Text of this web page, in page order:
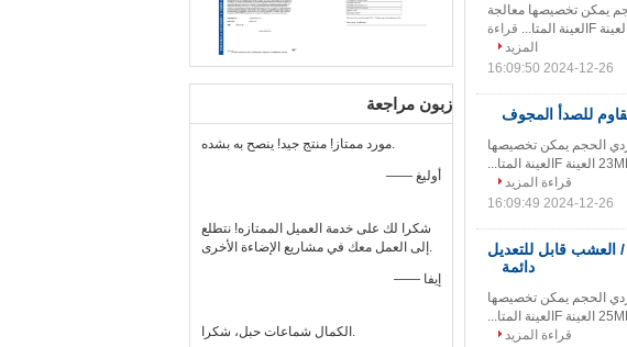
زبون مراجعة
مورد ممتاز! منتج جيد! ينصح به بشده.
—— أوليغ
شكرا لك على خدمة العميل الممتازه! نتطلع
إلى العمل معك في مشاريع الإضاءة الأخرى.
—— إيفا
الكمال شماعات حبل، شكرا.
يمكن تخصيصها معالجة
قراءة
المزيد
2024-12-26 16:09:50
للصدأ المجوف
الحجم يمكن تخصيصها
قراءة المزيد
2024-12-26 16:09:49
العشب قابل للتعديل
دائمة
الحجم يمكن تخصيصها
قراءة المزيد